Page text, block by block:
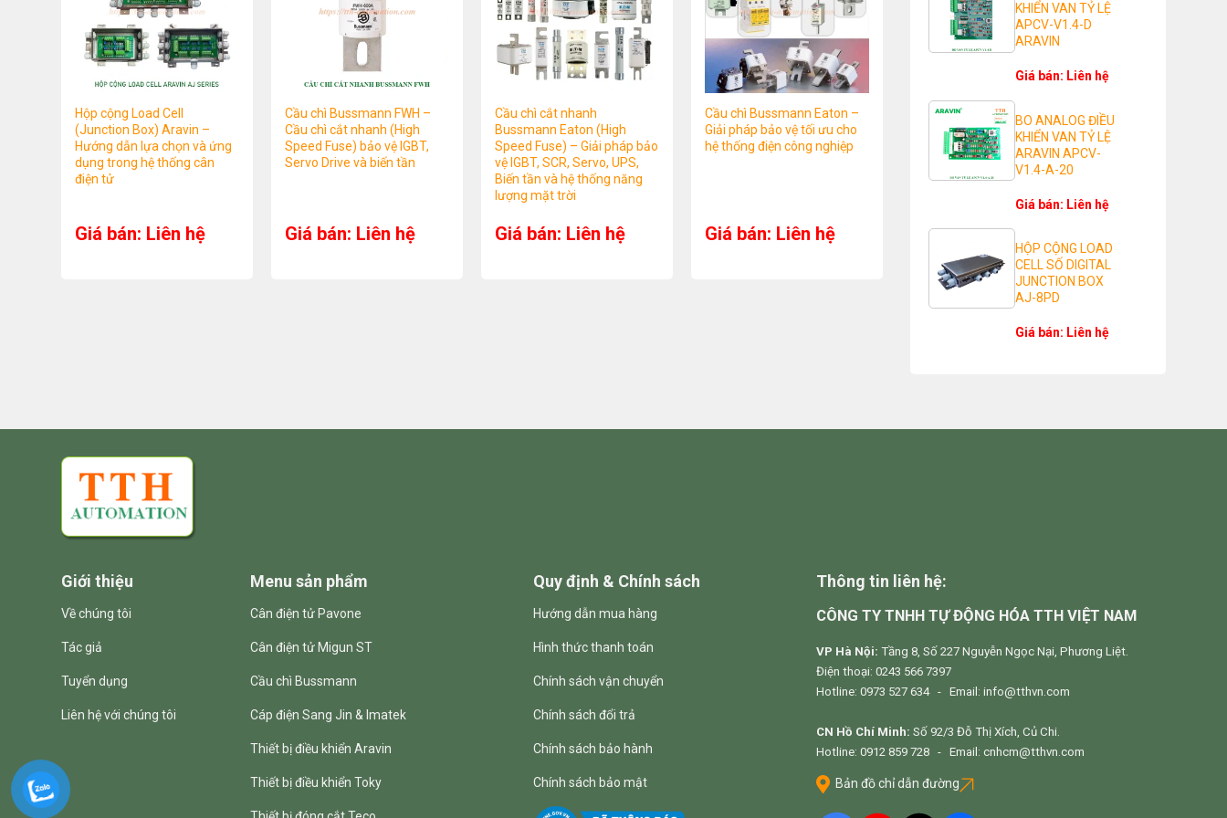
Hộp cộng Load Cell
(Junction Box) Aravin –
Hướng dẫn lựa chọn và ứng
dụng trong hệ thống cân
điện tử
Giá bán: Liên hệ
Cầu chì Bussmann FWH –
Cầu chì cắt nhanh (High
Speed Fuse) bảo vệ IGBT,
Servo Drive và biến tần
Giá bán: Liên hệ
Cầu chì cắt nhanh
Bussmann Eaton (High
Speed Fuse) – Giải pháp bảo
vệ IGBT, SCR, Servo, UPS,
Biến tần và hệ thống năng
lượng mặt trời
Giá bán: Liên hệ
Cầu chì Bussmann Eaton –
Giải pháp bảo vệ tối ưu cho
hệ thống điện công nghiệp
Giá bán: Liên hệ
KHIỂN VAN TỶ LỆ
APCV-V1.4-D
ARAVIN
Giá bán: Liên hệ
BO ANALOG ĐIỀU
KHIỂN VAN TỶ LỆ
ARAVIN APCV-
V1.4-A-20
Giá bán: Liên hệ
HỘP CỘNG LOAD
CELL SỐ DIGITAL
JUNCTION BOX
AJ-8PD
Giá bán: Liên hệ
Giới thiệu
Về chúng tôi
Tác giả
Tuyển dụng
Liên hệ với chúng tôi
Menu sản phẩm
Cân điện tử Pavone
Cân điện tử Migun ST
Cầu chì Bussmann
Cáp điện Sang Jin & Imatek
Thiết bị điều khiển Aravin
Thiết bị điều khiển Toky
Quy định & Chính sách
Hướng dẫn mua hàng
Hình thức thanh toán
Chính sách vận chuyển
Chính sách đổi trả
Chính sách bảo hành
Chính sách bảo mật
Thông tin liên hệ:
CÔNG TY TNHH TỰ ĐỘNG HÓA TTH VIỆT NAM
VP Hà Nội: Tầng 8, Số 227 Nguyễn Ngọc Nại, Phương Liệt.
Điện thoại: 0243 566 7397
Hotline: 0973 527 634 - Email: info@tthvn.com
CN Hồ Chí Minh: Số 92/3 Đỗ Thị Xích, Củ Chi.
Hotline: 0912 859 728 - Email: cnhcm@tthvn.com
Bản đồ chỉ dẫn đường